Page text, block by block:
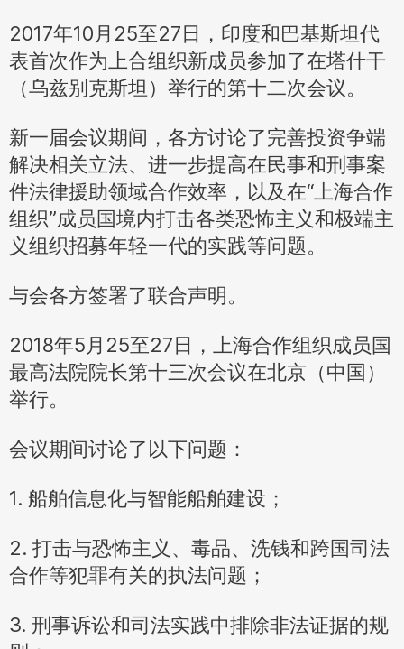
2017年10月25至27日，印度和巴基斯坦代
表首次作为上合组织新成员参加了在塔什干
（乌兹别克斯坦）举行的第十二次会议。
新一届会议期间，各方讨论了完善投资争端
解决相关立法、进一步提高在民事和刑事案
件法律援助领域合作效率，以及在“上海合作
组织”成员国境内打击各类恐怖主义和极端主
义组织招募年轻一代的实践等问题。
与会各方签署了联合声明。
2018年5月25至27日，上海合作组织成员国
最高法院院长第十三次会议在北京（中国）
举行。
会议期间讨论了以下问题：
1. 船舶信息化与智能船舶建设；
2. 打击与恐怖主义、毒品、洗钱和跨国司法
合作等犯罪有关的执法问题；
3. 刑事诉讼和司法实践中排除非法证据的规